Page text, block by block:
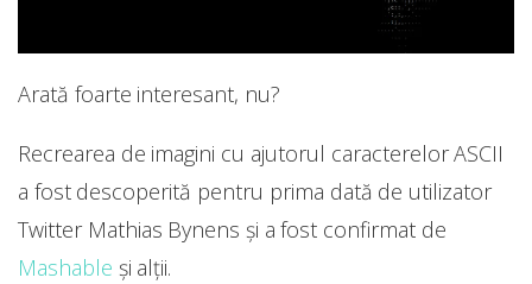
Arată foarte interesant, nu?
Recrearea de imagini cu ajutorul caracterelor ASCII
a fost descoperită pentru prima dată de utilizator
Twitter Mathias Bynens și a fost confirmat de
Mashable și alții.